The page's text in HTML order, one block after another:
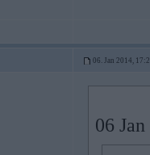
06. Jan 2014,
06